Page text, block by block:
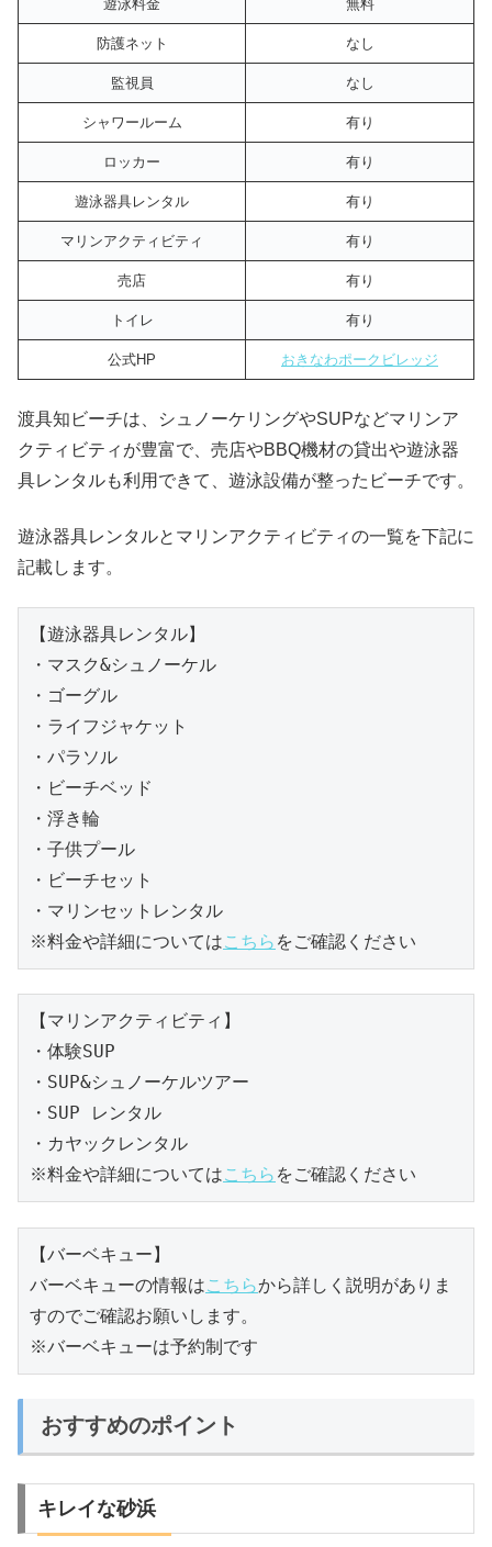
遊泳料金 無料
防護ネット なし
監視員 なし
シャワールーム 有り
ロッカー 有り
遊泳器具レンタル 有り
マリンアクティビティ 有り
売店 有り
トイレ 有り
公式HP おきなわポークビレッジ
渡具知ビーチは、シュノーケリングやSUPなどマリンア
クティビティが豊富で、売店やBBQ機材の貸出や遊泳器
具レンタルも利用できて、遊泳設備が整ったビーチです。
遊泳器具レンタルとマリンアクティビティの一覧を下記に
記載します。
【遊泳器具レンタル】
・マスク&シュノーケル
・ゴーグル
・ライフジャケット
・パラソル
・ビーチベッド
・浮き輪
・子供プール
・ビーチセット
・マリンセットレンタル
※料金や詳細についてはこちら をご確認ください
【マリンアクティビティ】
・体験SUP
・SUP&シュノーケルツアー
・SUP レンタル
※料金や詳細についてはこちら をご確認ください
【バーベキュー】
バーベキューの情報はこちらから詳しく説明がありま
すのでご確認お願いします。
※バーベキューは予約制です
おすすめのポイント
キレイな砂浜